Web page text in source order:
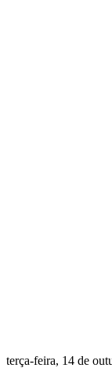
terça-feira, 14 de